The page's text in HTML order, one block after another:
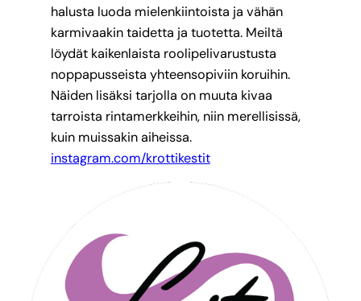
halusta luoda mielenkiintoista ja vähän
karmivaakin taidetta ja tuotetta. Meiltä
löydät kaikenlaista roolipelivarustusta
noppapusseista yhteensopiviin koruihin.
Näiden lisäksi tarjolla on muuta kivaa
tarroista rintamerkkeihin, niin merellisissä,
kuin muissakin aiheissa.
instagram.com/krottikestit